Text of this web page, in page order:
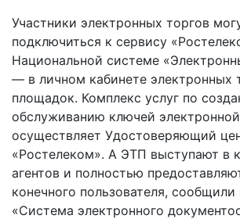
Участники электронных торгов
подключиться к сервису
Национальной системе
— в личном кабинете электронных
площадок. Комплекс услуг по
обслуживанию ключей
осуществляет Удостоверяющий
«Ростелеком». А ЭТП выступают в
агентов и полностью
конечного пользователя, сообщили
«Система электронного